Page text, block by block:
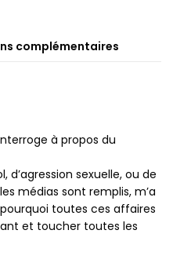
complémentaires
à propos du
d’agression sexuelle, ou de
médias sont remplis, m’a
toutes ces affaires
et toucher toutes les